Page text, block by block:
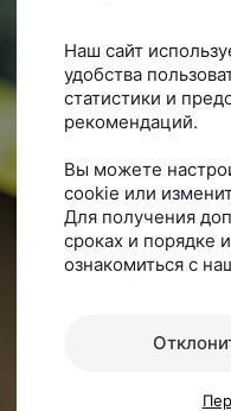
Наш сайт
удобства
статистики и
рекомендаций.
Вы можете
cookie или
Для получения
сроках и порядке
ознакомиться с